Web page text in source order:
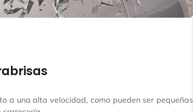
a una alta velocidad, como pueden ser pequeñas